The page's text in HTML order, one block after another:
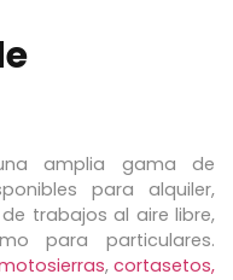
amplia gama de
para alquiler,
trabajos al aire libre,
para particulares.
, cortasetos,